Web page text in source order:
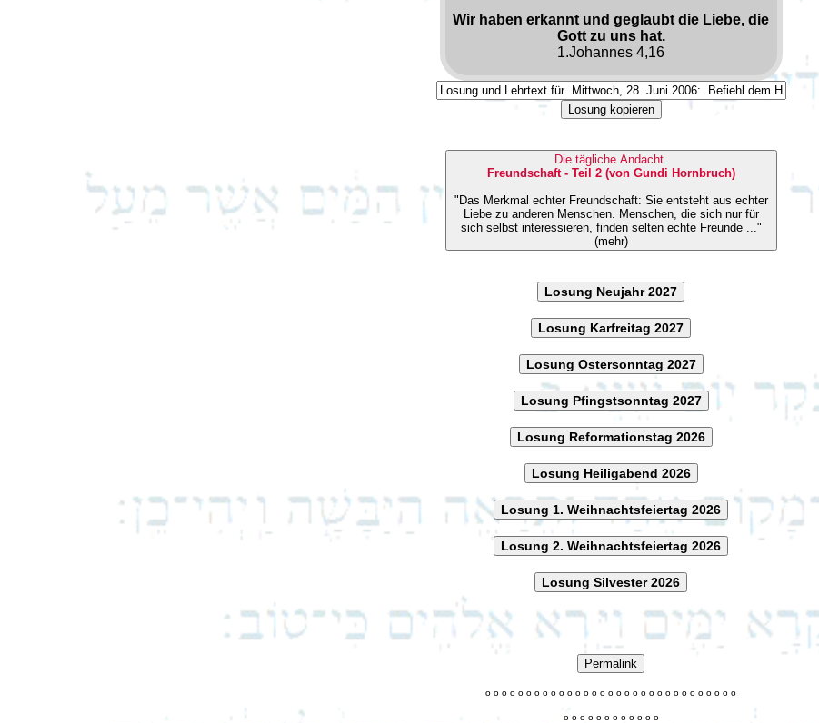
Wir haben erkannt und geglaubt die Liebe, die
Gott zu uns hat.
1.Johannes 4,16
Losung kopieren
Die tägliche Andacht
Freundschaft - Teil 2 (von Gundi Hornbruch)
"Das Merkmal echter Freundschaft: Sie entsteht aus echter
Liebe zu anderen Menschen. Menschen, die sich nur für
sich selbst interessieren, finden selten echte Freunde ..."
(mehr)
Losung Neujahr 2027
Losung Karfreitag 2027
Losung Ostersonntag 2027
Losung Pfingstsonntag 2027
Losung Reformationstag 2026
Losung Heiligabend 2026
Losung 1. Weihnachtsfeiertag 2026
Losung 2. Weihnachtsfeiertag 2026
Losung Silvester 2026
Permalink
o o o o o o o o o o o o o o o o o o o o o o o o o o o o o o o
o o o o o o o o o o o o